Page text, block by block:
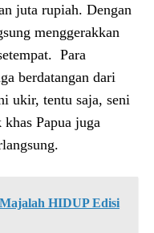
juta rupiah. Dengan
menggerakkan
Para
berdatangan dari
ukir, tentu saja, seni
Papua juga
HIDUP Edisi